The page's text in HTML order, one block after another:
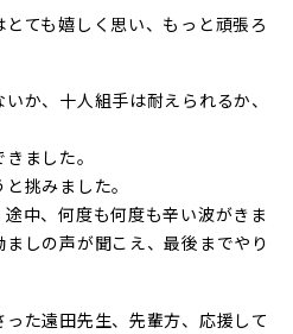
ても嬉しく思い、もっと頑張ろ
か、十人組手は耐えられるか、
ました。
挑みました。
中、何度も何度も辛い波がきま
しの声が聞こえ、最後までやり
た遠田先生、先輩方、応援して